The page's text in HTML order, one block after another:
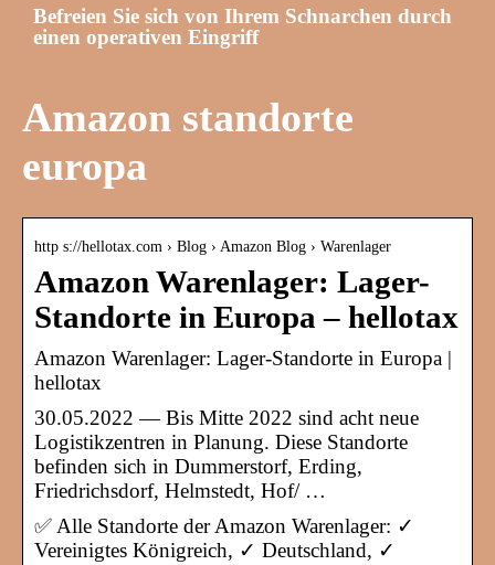
Befreien Sie sich von Ihrem Schnarchen durch
einen operativen Eingriff
Amazon standorte
europa
http s://hellotax.com › Blog › Amazon Blog › Warenlager
Amazon Warenlager: Lager-
Standorte in Europa – hellotax
Amazon Warenlager: Lager-Standorte in Europa |
hellotax
30.05.2022 — Bis Mitte 2022 sind acht neue
Logistikzentren in Planung. Diese Standorte
befinden sich in Dummerstorf, Erding,
Friedrichsdorf, Helmstedt, Hof/ …
✅ Alle Standorte der Amazon Warenlager: ✓
Vereinigtes Königreich, ✓ Deutschland, ✓